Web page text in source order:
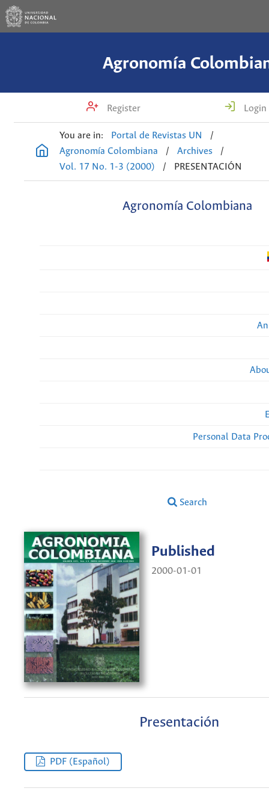
Agronomía
Register Login
You are in: Portal de Revistas UN
/
Agronomía Colombiana
/ Archives
/
Vol. 17 No. 1-3 (2000)
/ PRESENTACIÓN
Agronomía Colombiana
Personal Data
Search
Published
2000-01-01
Presentación
PDF (Español)